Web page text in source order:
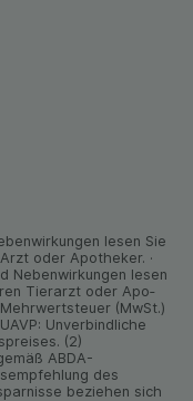
lesen Sie
oder Apo­theker. ·
Neben­wirkungen lesen
Tier­arzt oder Apo­
(MwSt.)
Unverbindliche
(2)
ABDA-
des
beziehen sich